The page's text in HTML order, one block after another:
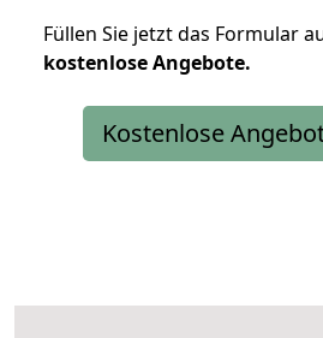
Füllen Sie jetzt das Formular
kostenloseAngebote.
Kostenlose